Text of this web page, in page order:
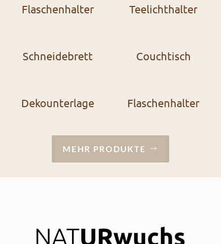
Flaschenhalter Teelichthalter
Schneidebrett Couchtisch
Dekounterlage Flaschenhalter
MEHR PRODUKTE